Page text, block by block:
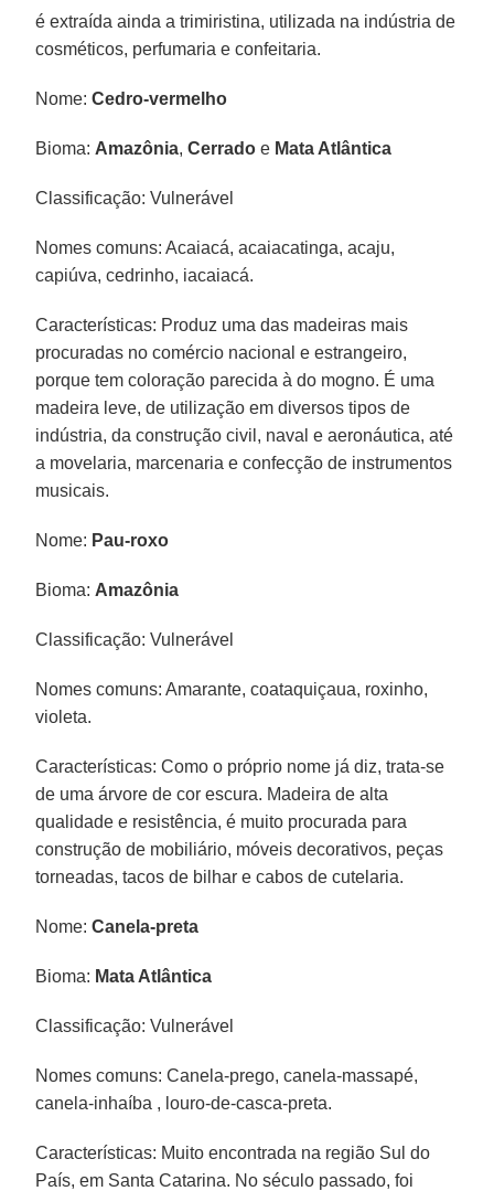
é extraída ainda a trimiristina, utilizada na indústria de
cosméticos, perfumaria e confeitaria.
Nome:Cedro-vermelho
Bioma: Amazônia,Cerrado e Mata Atlântica
Classificação: Vulnerável
Nomes comuns: Acaiacá, acaiacatinga, acaju,
capiúva, cedrinho, iacaiacá.
Características: Produz uma das madeiras mais
procuradas no comércio nacional e estrangeiro,
porque tem coloração parecida à do mogno. É uma
madeira leve, de utilização em diversos tipos de
indústria, da construção civil, naval e aeronáutica, até
a movelaria, marcenaria e confecção de instrumentos
musicais.
Nome: Pau-roxo
Bioma: Amazônia
Classificação: Vulnerável
Nomes comuns: Amarante, coataquiçaua, roxinho,
violeta.
Características: Como o próprio nome já diz, trata-se
de uma árvore de cor escura. Madeira de alta
qualidade e resistência, é muito procurada para
construção de mobiliário, móveis decorativos, peças
torneadas, tacos de bilhar e cabos de cutelaria.
Nome:Canela-preta
Bioma: Mata Atlântica
Classificação: Vulnerável
Nomes comuns: Canela-prego, canela-massapé,
canela-inhaíba , louro-de-casca-preta.
Características: Muito encontrada na região Sul do
País, em Santa Catarina. No século passado, foi